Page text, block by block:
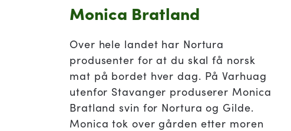
Monica Bratland
Over hele landet har Nortura
produsenter for at du skal få norsk
mat på bordet hver dag. På Varhuag
utenfor Stavanger produserer Monica
Bratland svin for Nortura og Gilde.
Monica tok over gården etter moren